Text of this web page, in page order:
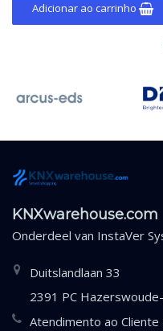
Adicionar ao carrinho
KNXwarehouse.com
Onderdeel van InstaVer
Duitslandlaan 33
2391 PC
Atendimento ao Cliente